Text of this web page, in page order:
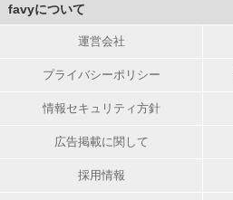
favyについて
運営会社
プライバシーポリシー
情報セキュリティ方針
広告掲載に関して
採用情報